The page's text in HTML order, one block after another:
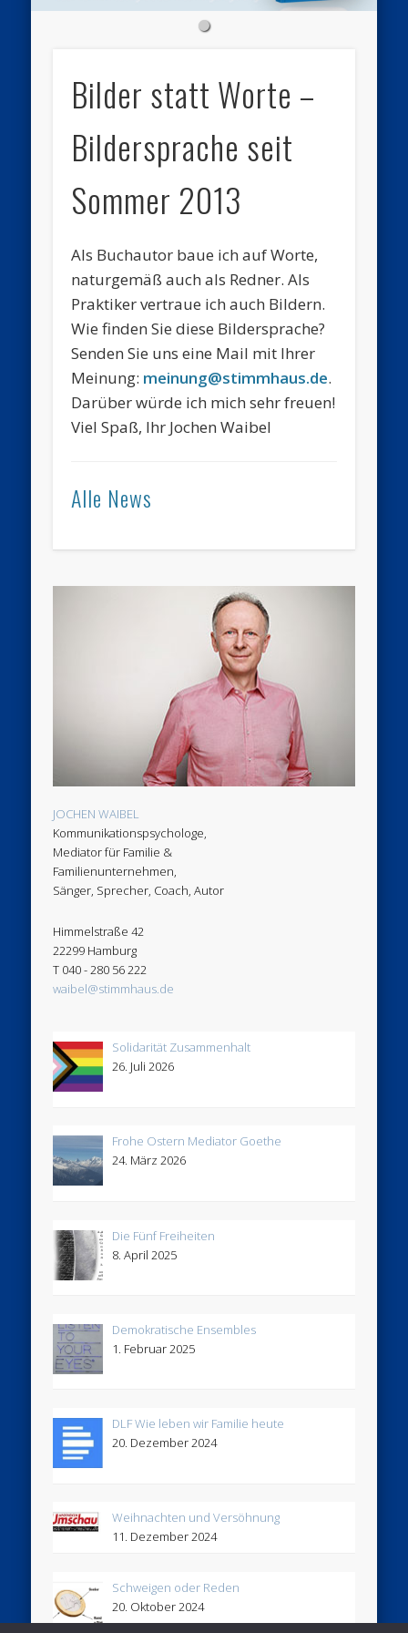
Bilder statt Worte –
Bildersprache seit
Sommer 2013
Als Buchautor baue ich auf Worte,
naturgemäß auch als Redner. Als
Praktiker vertraue ich auch Bildern.
Wie finden Sie diese Bildersprache?
Senden Sie uns eine Mail mit Ihrer
Meinung: meinung@stimmhaus.de.
Darüber würde ich mich sehr freuen!
Viel Spaß, Ihr Jochen Waibel
Alle News
JOCHEN WAIBEL
Kommunikationspsychologe,
Mediator für Familie &
Familienunternehmen,
Sänger, Sprecher, Coach, Autor
Himmelstraße 42
22299 Hamburg
T 040 - 280 56 222
waibel@stimmhaus.de
Solidarität Zusammenhalt
26. Juli 2026
Frohe Ostern Mediator Goethe
24. März 2026
Die Fünf Freiheiten
8. April 2025
Demokratische Ensembles
1. Februar 2025
DLF Wie leben wir Familie heute
20. Dezember 2024
Weihnachten und Versöhnung
11. Dezember 2024
Schweigen oder Reden
20. Oktober 2024